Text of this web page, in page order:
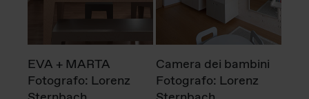
EVA + MARTA
Fotografo: Lorenz
Camera dei bambini
Fotografo: Lorenz